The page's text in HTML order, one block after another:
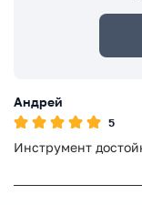
Андрей
5
Инструмент